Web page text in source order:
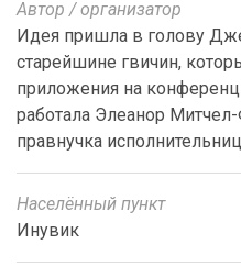
Автор / организатор
Идея пришла в голову
старейшине гвичин,
приложения на
работала Элеанор
правнучка
Населённый пункт
Инувик